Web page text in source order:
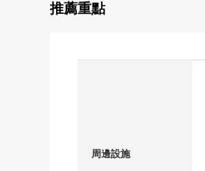
推薦重點
周邊設施